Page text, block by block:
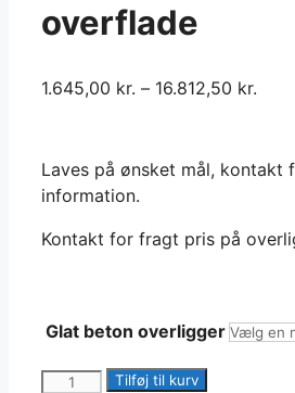
overflade
1.645,00 kr. – 16.812,50 kr.
Laves på ønsket mål, kontakt
information.
Kontakt for fragt pris på
Glat beton overligger
Beton
Tilføj til kurv